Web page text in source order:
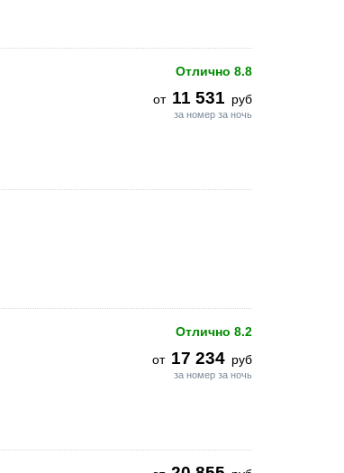
Отлично 8.8
от 11 531 руб
за номер за ночь
Отлично 8.2
от 17 234 руб
за номер за ночь